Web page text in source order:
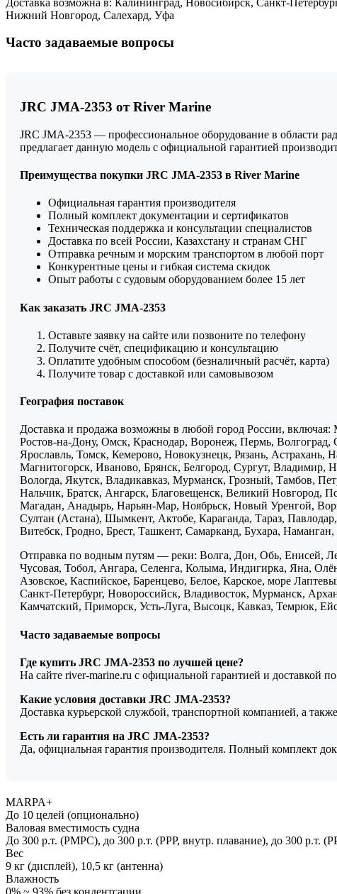
Нижний Новгород, Салехард, Уфа
Часто задаваемые вопросы
JRC JMA-2353 от River Marine
JRC JMA-2353 — профессиональное оборудование в области
предлагает данную модель с официальной гарантией
Преимущества покупки JRC JMA-2353 в River Marine
Официальная гарантия производителя
Полный комплект документации и сертификатов
Техническая поддержка и консультации специалистов
Доставка по всей России, Казахстану и странам СНГ
Отправка речным и морским транспортом в любой порт
Конкурентные цены и гибкая система скидок
Опыт работы с судовым оборудованием более 15 лет
Как заказать JRC JMA-2353
Оставьте заявку на сайте или позвоните по телефону
Получите счёт, спецификацию и консультацию
Оплатите удобным способом (безналичный расчёт, карта)
Получите товар с доставкой или самовывозом
География поставок
Доставка и продажа возможны в любой город России,
Ростов-на-Дону, Омск, Краснодар, Воронеж, Пермь, Волгоград,
Ярославль, Томск, Кемерово, Новокузнецк, Рязань,
Магнитогорск, Иваново, Брянск, Белгород, Сургут,
Вологда, Якутск, Владикавказ, Мурманск, Грозный, Тамбов,
Нальчик, Братск, Ангарск, Благовещенск, Великий Новгород,
Магадан, Анадырь, Нарьян-Мар, Ноябрьск, Новый Уренгой,
Султан (Астана), Шымкент, Актобе, Караганда, Тараз,
Витебск, Гродно, Брест, Ташкент, Самарканд, Бухара,
Отправка по водным путям — реки: Волга, Дон, Обь, Енисей,
Чусовая, Тобол, Ангара, Селенга, Колыма, Индигирка, Яна,
Азовское, Каспийское, Баренцево, Белое, Карское, море
Санкт-Петербург, Новороссийск, Владивосток, Мурманск,
Камчатский, Приморск, Усть-Луга, Высоцк, Кавказ, Темрюк,
Часто задаваемые вопросы
Где купить JRC JMA-2353 по лучшей цене?
На сайте river-marine.ru с официальной гарантией и доставкой
Какие условия доставки JRC JMA-2353?
Доставка курьерской службой, транспортной компанией, а
Есть ли гарантия на JRC JMA-2353?
Да, официальная гарантия производителя. Полный комплект
MARPA+
До 10 целей (опционально)
Валовая вместимость судна
До 300 р.т. (РМРС), до 300 р.т. (РРР, внутр. плавание), до 300 р.т.
Вес
9 кг (дисплей), 10,5 кг (антенна)
Влажность